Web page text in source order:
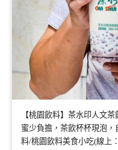
【桃園飲料】茶水印人文
蜜少負擔，茶飲杯杯現泡
料/桃園飲料美食小吃(線上